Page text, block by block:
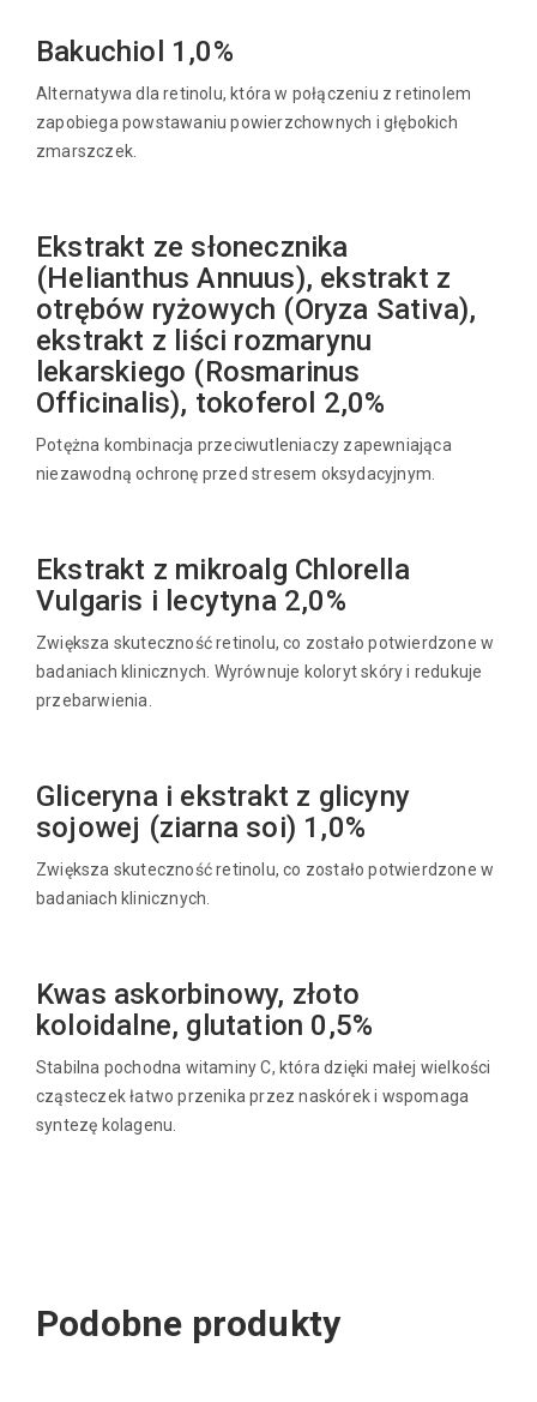
Bakuchiol 1,0%
Alternatywa dla retinolu, która w połączeniu z retinolem
zapobiega powstawaniu powierzchownych i głębokich
zmarszczek.
Ekstrakt ze słonecznika
(Helianthus Annuus), ekstrakt z
otrębów ryżowych (Oryza Sativa),
ekstrakt z liści rozmarynu
lekarskiego (Rosmarinus
Officinalis), tokoferol 2,0%
Potężna kombinacja przeciwutleniaczy zapewniająca
niezawodną ochronę przed stresem oksydacyjnym.
Ekstrakt z mikroalg Chlorella
Vulgaris i lecytyna 2,0%
Zwiększa skuteczność retinolu, co zostało potwierdzone w
badaniach klinicznych. Wyrównuje koloryt skóry i redukuje
przebarwienia.
Gliceryna i ekstrakt z glicyny
sojowej (ziarna soi) 1,0%
Zwiększa skuteczność retinolu, co zostało potwierdzone w
badaniach klinicznych.
Kwas askorbinowy, złoto
koloidalne, glutation 0,5%
Stabilna pochodna witaminy C, która dzięki małej wielkości
cząsteczek łatwo przenika przez naskórek i wspomaga
syntezę kolagenu.
Podobne produkty